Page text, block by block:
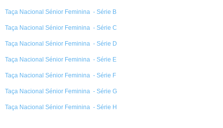
Taça Nacional Sénior Feminina - Série B
Taça Nacional Sénior Feminina - Série C
Taça Nacional Sénior Feminina - Série D
Taça Nacional Sénior Feminina - Série E
Taça Nacional Sénior Feminina - Série F
Taça Nacional Sénior Feminina - Série G
Taça Nacional Sénior Feminina - Série H